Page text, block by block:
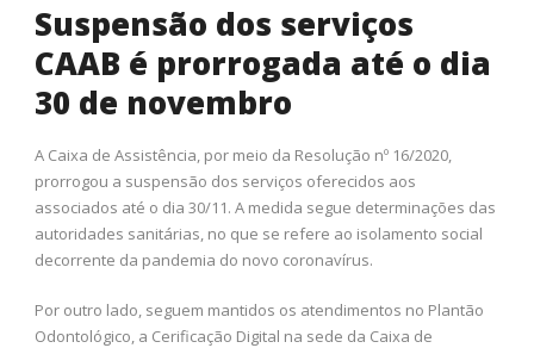
Suspensão dos serviços
CAAB é prorrogada até o dia
30 de novembro
A Caixa de Assistência, por meio da Resolução nº 16/2020,
prorrogou a suspensão dos serviços oferecidos aos
associados até o dia 30/11. A medida segue determinações das
autoridades sanitárias, no que se refere ao isolamento social
decorrente da pandemia do novo coronavírus.
Por outro lado, seguem mantidos os atendimentos no Plantão
Odontológico, a Cerificação Digital na sede da Caixa de